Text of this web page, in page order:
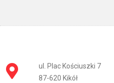
ul. Plac Kościuszki 7
87-620 Kikół